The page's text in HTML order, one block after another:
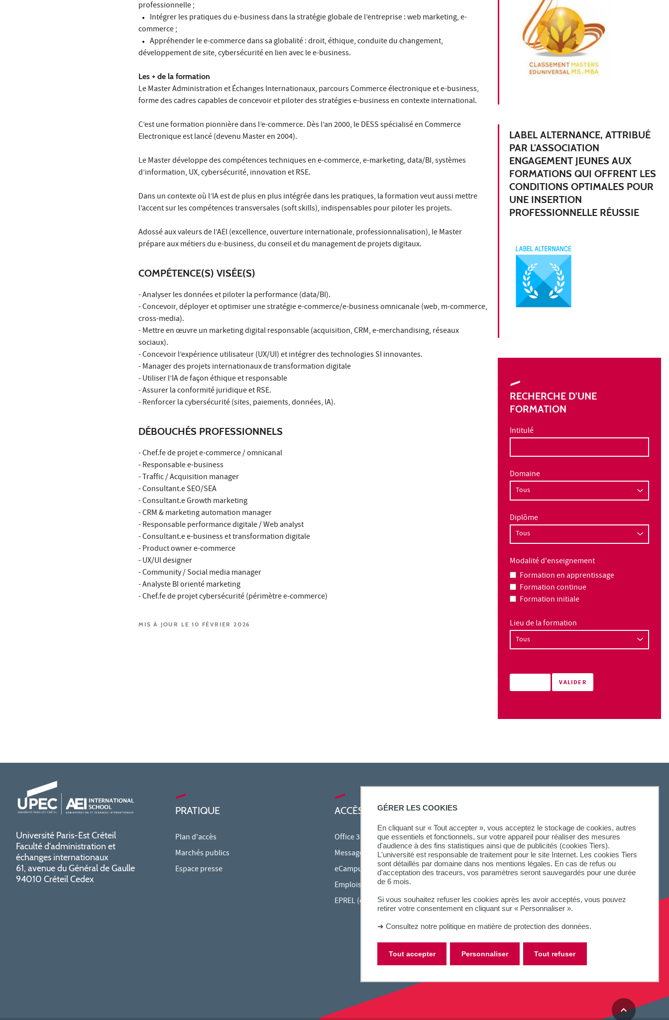
GÉRER LES COOKIES
En cliquant sur « Tout accepter », vous acceptez le stockage de cookies, autres
que essentiels et fonctionnels, sur votre appareil pour réaliser des mesures
d'audience à des fins statistiques ainsi que de publicités (cookies Tiers).
L'université est responsable de traitement pour le site Internet. Les cookies Tiers
sont détaillés par domaine dans nos mentions légales. En cas de refus ou
d'acceptation des traceurs, vos paramètres seront sauvegardés pour une durée
de 6 mois.
Si vous souhaitez refuser les cookies après les avoir acceptés, vous pouvez
retirer votre consentement en cliquant sur « Personnaliser ».
➜ Consultez notre politique en matière de protection des données.
Tout accepter Tout refuser
Personnaliser
professionnelle ;
Intégrer les pratiques du e-business dans la stratégie globale de l’entreprise : web marketing, e-
commerce ;
Appréhender le e-commerce dans sa globalité : droit, éthique, conduite du changement,
développement de site, cybersécurité en lien avec le e-business.
Les + de la formation
Le Master Administration et Échanges Internationaux, parcours Commerce électronique et e-business,
forme des cadres capables de concevoir et piloter des stratégies e-business en contexte international.
C’est une formation pionnière dans l’e-commerce. Dès l’an 2000, le DESS spécialisé en Commerce
Electronique est lancé (devenu Master en 2004).
Le Master développe des compétences techniques en e-commerce, e-marketing, data/BI, systèmes
d’information, UX, cybersécurité, innovation et RSE.
Dans un contexte où l’IA est de plus en plus intégrée dans les pratiques, la formation veut aussi mettre
l’accent sur les compétences transversales (soft skills), indispensables pour piloter les projets.
Adossé aux valeurs de l’AEI (excellence, ouverture internationale, professionnalisation), le Master
prépare aux métiers du e-business, du conseil et du management de projets digitaux.
COMPÉTENCE(S) VISÉE(S)
- Analyser les données et piloter la performance (data/BI).
- Concevoir, déployer et optimiser une stratégie e-commerce/e-business omnicanale (web, m-commerce,
cross-media).
- Mettre en œuvre un marketing digital responsable (acquisition, CRM, e-merchandising, réseaux
sociaux).
- Concevoir l’expérience utilisateur (UX/UI) et intégrer des technologies SI innovantes.
- Manager des projets internationaux de transformation digitale
- Utiliser l’IA de façon éthique et responsable
- Assurer la conformité juridique et RSE.
- Renforcer la cybersécurité (sites, paiements, données, IA).
DÉBOUCHÉS PROFESSIONNELS
- Chef.fe de projet e-commerce / omnicanal
- Responsable e-business
- Traffic / Acquisition manager
- Consultant.e SEO/SEA
- Consultant.e Growth marketing
- CRM & marketing automation manager
- Responsable performance digitale / Web analyst
- Consultant.e e-business et transformation digitale
- Product owner e-commerce
- UX/UI designer
- Community / Social media manager
- Analyste BI orienté marketing
- Chef.fe de projet cybersécurité (périmètre e-commerce)
MIS À JOUR LE 10 FÉVRIER 2026
LABEL ALTERNANCE, ATTRIBUÉ
PAR L'ASSOCIATION
ENGAGEMENT JEUNES AUX
FORMATIONS QUI OFFRENT LES
CONDITIONS OPTIMALES POUR
UNE INSERTION
PROFESSIONNELLE RÉUSSIE
RECHERCHE D'UNE
FORMATION
Intitulé
Domaine
Diplôme
Modalité d'enseignement
Formation en apprentissage
Formation continue
Formation initiale
Lieu de la formation
Université Paris-Est Créteil
Faculté d'administration et
échanges internationaux
61, avenue du Général de Gaulle
94010 Créteil Cedex
PRATIQUE
Plan d'accès
Marchés publics
Espace presse
ACCÈS RAPIDES
Office 365
Messagerie étudiante
eCampus
Emplois du temps en ligne (ADE)
EPREL (cours en ligne)